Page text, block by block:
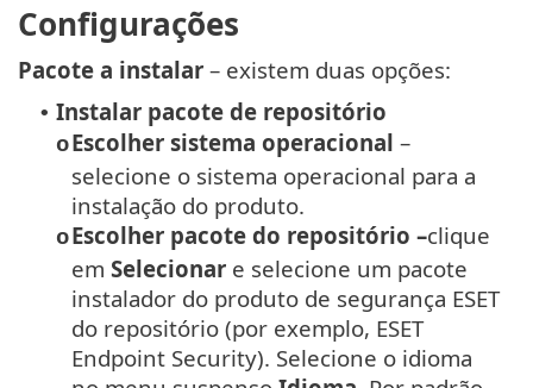
Configurações
Pacote a instalar – existem duas opções:
• Instalar pacote de repositório
oEscolher sistema operacional –
selecione o sistema operacional para a
instalação do produto.
oEscolher pacote do repositório –clique
em Selecionar e selecione um pacote
instalador do produto de segurança ESET
do repositório (por exemplo, ESET
Endpoint Security). Selecione o idioma